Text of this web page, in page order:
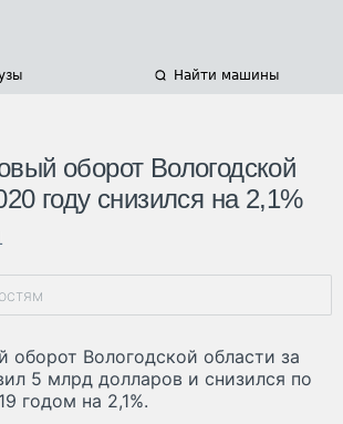
Найти машины
оборот Вологодской
году снизился на 2,1%
оборот Вологодской области за
5 млрд долларов и снизился по
годом на 2,1%.